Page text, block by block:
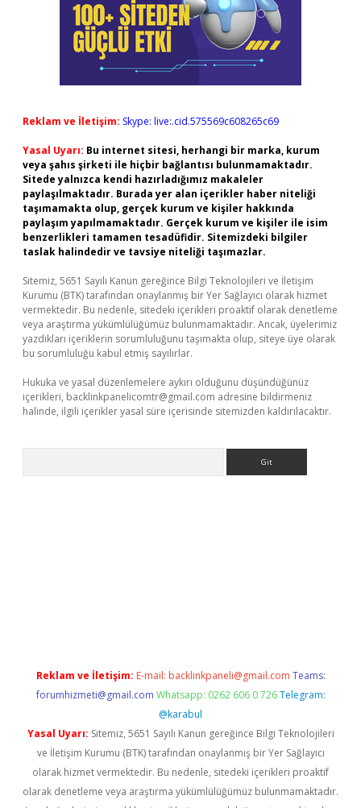
Reklam ve İletişim: Skype: live:.cid.575569c608265c69
Yasal Uyarı: Bu internet sitesi, herhangi bir marka, kurum
veya şahıs şirketi ile hiçbir bağlantısı bulunmamaktadır.
Sitede yalnızca kendi hazırladığımız makaleler
paylaşılmaktadır. Burada yer alan içerikler haber niteliği
taşımamakta olup, gerçek kurum ve kişiler hakkında
paylaşım yapılmamaktadır. Gerçek kurum ve kişiler ile isim
benzerlikleri tamamen tesadüfidir. Sitemizdeki bilgiler
taslak halindedir ve tavsiye niteliği taşımazlar.
Sitemiz, 5651 Sayılı Kanun gereğince Bilgi Teknolojileri ve İletişim
Kurumu (BTK) tarafından onaylanmış bir Yer Sağlayıcı olarak hizmet
vermektedir. Bu nedenle, sitedeki içerikleri proaktif olarak denetleme
veya araştırma yükümlülüğümüz bulunmamaktadır. Ancak, üyelerimiz
yazdıkları içeriklerin sorumluluğunu taşımakta olup, siteye üye olarak
bu sorumluluğu kabul etmiş sayılırlar.
Hukuka ve yasal düzenlemelere aykırı olduğunu düşündüğünüz
içerikleri, backlinkpanelicomtr@gmail.com adresine bildirmeniz
halinde, ilgili içerikler yasal süre içerisinde sitemizden kaldırılacaktır.
Reklam ve İletişim: E-mail: backlinkpaneli@gmail.com Teams:
forumhizmeti@gmail.com Whatsapp: 0262 606 0 726 Telegram:
@karabul
Yasal Uyarı: Sitemiz, 5651 Sayılı Kanun gereğince Bilgi Teknolojileri
ve İletişim Kurumu (BTK) tarafından onaylanmış bir Yer Sağlayıcı
olarak hizmet vermektedir. Bu nedenle, sitedeki içerikleri proaktif
olarak denetleme veya araştırma yükümlülüğümüz bulunmamaktadır.